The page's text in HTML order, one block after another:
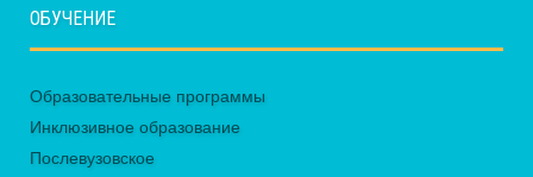
ОБУЧЕНИЕ
Образовательные программы
Инклюзивное образование
Послевузовское